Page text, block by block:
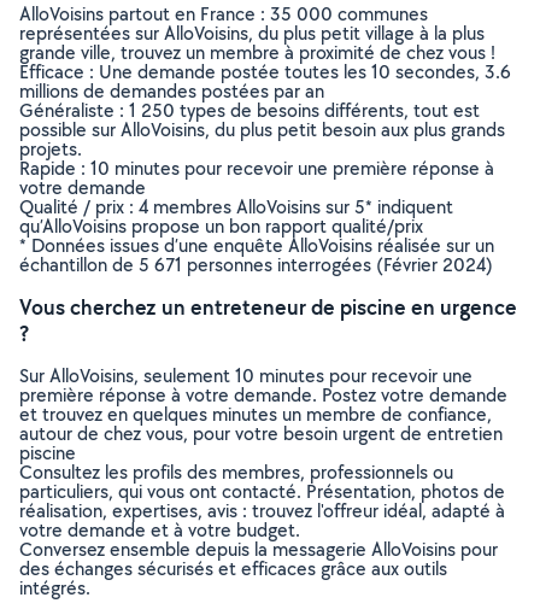
AlloVoisins partout en France : 35 000 communes
représentées sur AlloVoisins, du plus petit village à la plus
grande ville, trouvez un membre à proximité de chez vous !
Efficace : Une demande postée toutes les 10 secondes, 3.6
millions de demandes postées par an
Généraliste : 1 250 types de besoins différents, tout est
possible sur AlloVoisins, du plus petit besoin aux plus grands
projets.
Rapide : 10 minutes pour recevoir une première réponse à
votre demande
Qualité / prix : 4 membres AlloVoisins sur 5* indiquent
qu’AlloVoisins propose un bon rapport qualité/prix
* Données issues d’une enquête AlloVoisins réalisée sur un
échantillon de 5 671 personnes interrogées (Février 2024)
Vous cherchez un entreteneur de piscine en urgence
?
Sur AlloVoisins, seulement 10 minutes pour recevoir une
première réponse à votre demande. Postez votre demande
et trouvez en quelques minutes un membre de confiance,
autour de chez vous, pour votre besoin urgent de entretien
piscine
Consultez les profils des membres, professionnels ou
particuliers, qui vous ont contacté. Présentation, photos de
réalisation, expertises, avis : trouvez l'offreur idéal, adapté à
votre demande et à votre budget.
Conversez ensemble depuis la messagerie AlloVoisins pour
des échanges sécurisés et efficaces grâce aux outils
intégrés.